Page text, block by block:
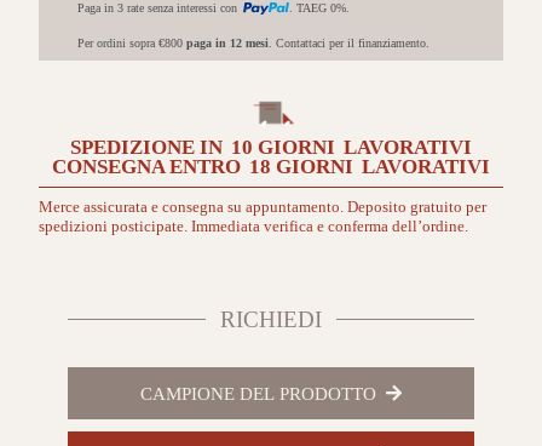
esterno
quantità
Paga in 3 rate senza interessi con . TAEG 0%.
Per ordini sopra €800 paga in 12 mesi. Contattaci per il finanziamento.
SPEDIZIONE IN 10 GIORNI LAVORATIVI
CONSEGNA ENTRO 18 GIORNI LAVORATIVI
Merce assicurata e consegna su appuntamento. Deposito gratuito per
spedizioni posticipate. Immediata verifica e conferma dell’ordine.
RICHIEDI
CAMPIONE DEL PRODOTTO